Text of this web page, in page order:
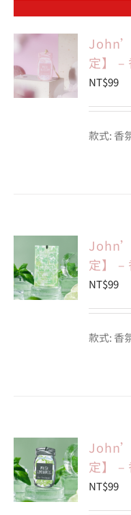
定】 –
NT$99
款式: 香
加入購
物車
詳
定】 –
NT$99
款式: 香
加入購
物車
詳
定】 –
NT$99